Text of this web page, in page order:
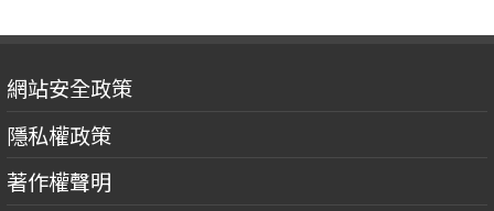
網站安全政策
隱私權政策
著作權聲明